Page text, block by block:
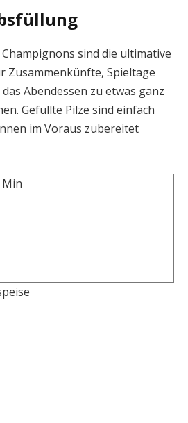
sind die ultimative
Zusammenkünfte, Spieltage
Abendessen zu etwas ganz
Gefüllte Pilze sind einfach
im Voraus zubereitet
Min